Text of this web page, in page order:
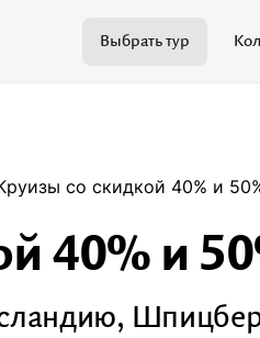
Выбрать тур
со скидкой 40% и
40% и